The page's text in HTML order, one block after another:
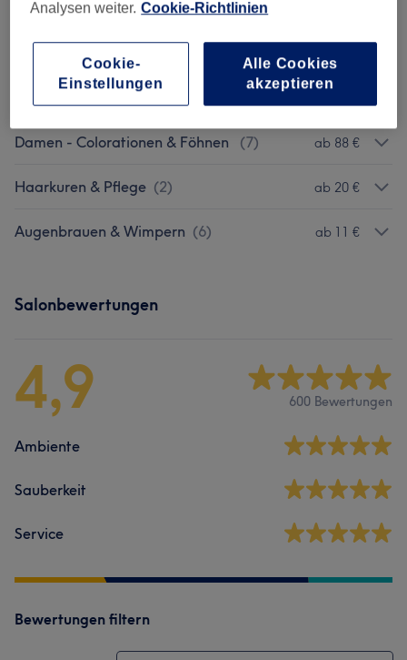
Damen - Colorationen, Schnitte & Föhnen
ab 134 €
Damen - Colorationen & Föhnen (7) ab 88 €
Haarkuren & Pflege (2) ab 20 €
Augenbrauen & Wimpern (6) ab 11 €
Salonbewertungen
4,9 600 Bewertungen
Ambiente
Sauberkeit
Service
Bewertungen filtern
Analysen weiter. Cookie-Richtlinien
Cookie-
Einstellungen
Alle Cookies
akzeptieren